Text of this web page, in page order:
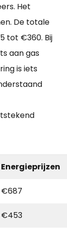
Het
De totale
tot €360. Bij
aan gas
is iets
Energieprijzen
€687
€453